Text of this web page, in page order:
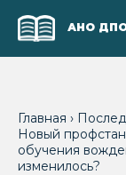
АНО
Главная ›
Новый
обучения
изменилось?